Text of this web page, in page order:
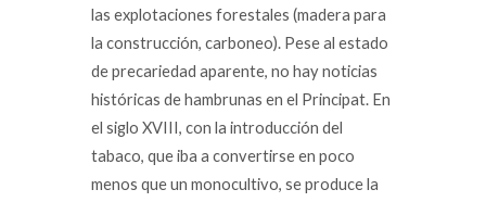
las explotaciones forestales (madera para
la construcción, carboneo). Pese al estado
de precariedad aparente, no hay noticias
históricas de hambrunas en el Principat. En
el siglo XVIII, con la introducción del
tabaco, que iba a convertirse en poco
menos que un monocultivo, se produce la